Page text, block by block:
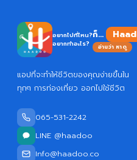
อยากไปที่ไหน?
อยากทำอะไร?
ก็... Haad
อ่านว่า หาดู
แอปที่จะทำให้ชีวิตของคุณง่ายขึ้นใน
ทุกๆ การท่องเที่ยว ออกไปใช้ชีวิต
065-531-2242
LINE @haadoo
Info@haadoo.co